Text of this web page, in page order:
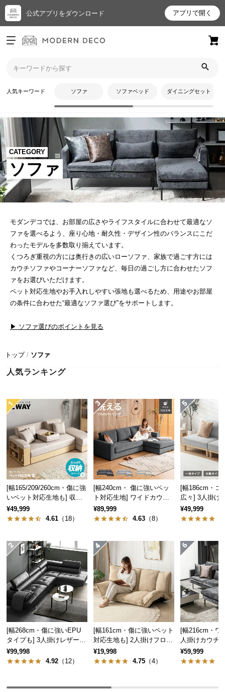
公式アプリをダウンロード アプリで開く
ログイン
新規会員登録
お
入
り
ア
イ
テ
ム
テ
一
覧
人
イ
テ
ム
ラ
キ
ン
カ
テ
ゴ
リ
人気キーワード ソファ ソファベッド ダイニングセット
CATEGORY
ソファ
モダンデコでは、お部屋の広さやライフスタイルに合わせて最適なソ
ファを選べるよう、座り心地・耐久性・デザイン性のバランスにこだ
わったモデルを多数取り揃えています。
くつろぎ重視の方には奥行きの広いローソファ、家族で過ごす方には
カウチソファやコーナーソファなど、毎日の過ごし方に合わせたソフ
ァをお選びいただけます。
ペット対応生地やお手入れしやすい張地も選べるため、用途やお部屋
の条件に合わせた“最適なソファ選び”をサポートします。
▶ ソファ選びのポイントを見る
トップ ソファ
人気ランキング
[幅165/209/260cm・傷に強
いペット対応生地も] 収納
付き3人掛け多機能ソファ
¥49,999
4.61 （18）
[幅268cm・傷に強いEPU
タイプも] 3人掛けレザーカ
ウチソファ 広々設計 高級
感
¥99,998
4.92 （12）
[幅240cm・ 傷に強いペッ
ト対応生地] ワイドカウチ
ソファ ロースタイル
¥89,999
4.63（8）
[幅161cm・傷に強いペット
対応生地も] 2人掛けフロア
ソファ 座椅子タイプ リク
ライニング
¥19,998
4.75（4）
[幅186cm・コ
広々] 3人掛け
リクライニン
ーム 北欧
¥49,999
[幅216cm・ワ
人掛けカウチ
クスチール脚
イク 高級感
¥59,999